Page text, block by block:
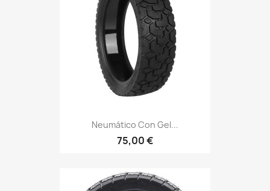
Neumático Con Gel...
75,00 €